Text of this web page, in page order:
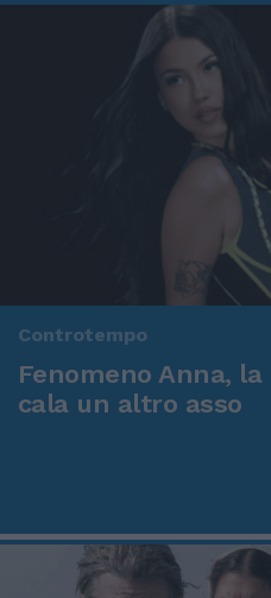
Controtempo
Fenomeno Anna,
cala un altro asso